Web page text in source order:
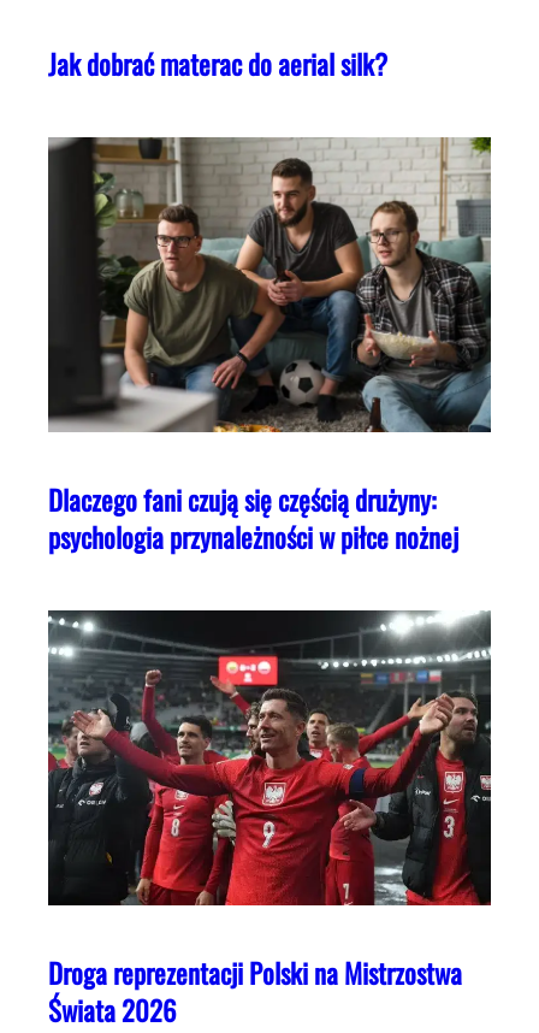
Jak dobrać materac do aerial silk?
Dlaczego fani czują się częścią drużyny:
psychologia przynależności w piłce nożnej
Droga reprezentacji Polski na Mistrzostwa
Świata 2026